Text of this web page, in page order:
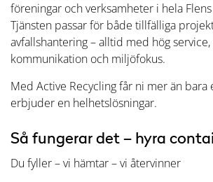
föreningar och verksamheter i hela
Tjänsten passar för både tillfälliga
avfallshantering – alltid med hög
kommunikation och miljöfokus.
Med Active Recycling får ni mer än bara
erbjuder en helhetslösningar.
Så fungerar det – hyra
Du fyller – vi hämtar – vi återvinner